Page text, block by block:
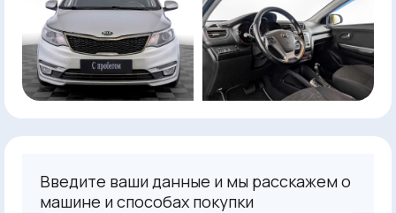
Введите ваши данные и мы расскажем о
машине и способах покупки